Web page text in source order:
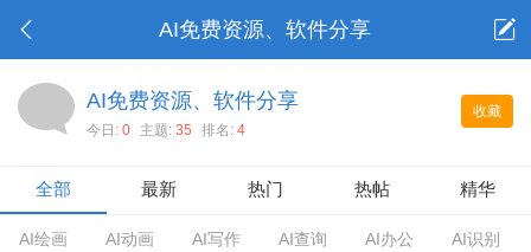
AI免费资源、软件分享
收藏
AI免费资源、软件分享
今日: 0 主题: 35 排名: 4
全部 最新 热门 热帖 精华
AI绘画 AI动画 AI写作 AI查询 AI办公 AI识别